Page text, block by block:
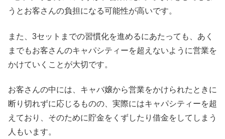
うとお客さんの負担になる可能性が高いです。
また、3セットまでの習慣化を進めるにあたっても、あく
までもお客さんのキャパシティーを超えないように営業を
かけていくことが大切です。
お客さんの中には、キャバ嬢から営業をかけられたときに
断り切れずに応じるものの、実際にはキャパシティーを超
えており、そのために貯金をくずしたり借金をしてしまう
人もいます。